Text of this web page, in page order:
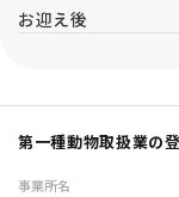
お迎え後
第一種動物取扱業の
事業所名